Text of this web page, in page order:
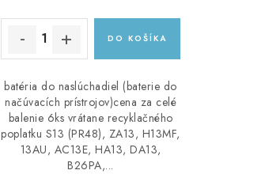
DO KOŠÍKA
batéria do naslúchadiel (baterie do
načúvacích prístrojov)cena za celé
balenie 6ks vrátane recyklačného
poplatku S13 (PR48), ZA13, H13MF,
13AU, AC13E, HA13, DA13,
B26PA,...